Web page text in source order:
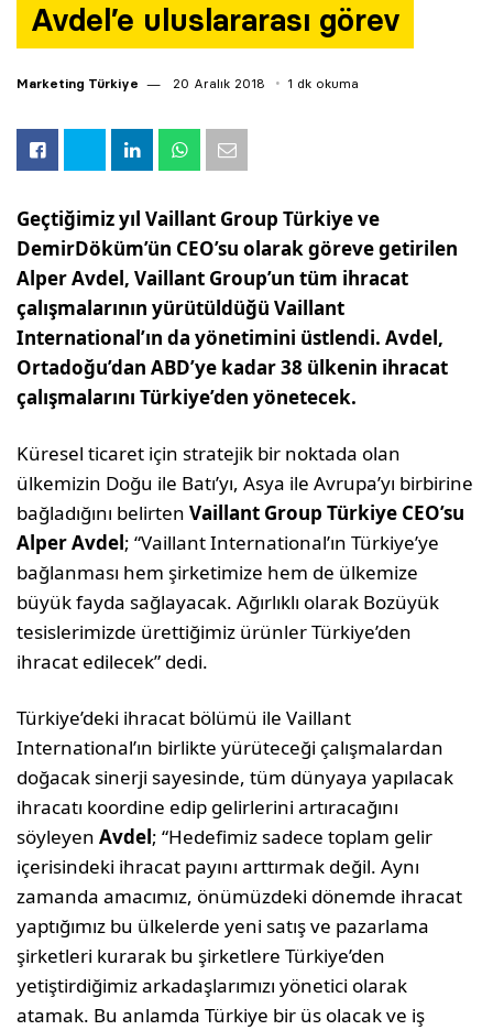
Avdel’e uluslararası görev
Marketing Türkiye 20 Aralık 2018 1 dk okuma
Geçtiğimiz yıl Vaillant Group Türkiye ve
DemirDöküm’ün CEO’su olarak göreve getirilen
Alper Avdel, Vaillant Group’un tüm ihracat
çalışmalarının yürütüldüğü Vaillant
International’ın da yönetimini üstlendi. Avdel,
Ortadoğu’dan ABD’ye kadar 38 ülkenin ihracat
çalışmalarını Türkiye’den yönetecek.
Küresel ticaret için stratejik bir noktada olan
ülkemizin Doğu ile Batı’yı, Asya ile Avrupa’yı birbirine
bağladığını belirtenVaillant Group Türkiye CEO’su
Alper Avdel; “Vaillant International’ın Türkiye’ye
bağlanması hem şirketimize hem de ülkemize
büyük fayda sağlayacak. Ağırlıklı olarak Bozüyük
tesislerimizde ürettiğimiz ürünler Türkiye’den
ihracat edilecek” dedi.
Türkiye’deki ihracat bölümü ile Vaillant
International’ın birlikte yürüteceği çalışmalardan
doğacak sinerji sayesinde, tüm dünyaya yapılacak
ihracatı koordine edip gelirlerini artıracağını
söyleyenAvdel; “Hedefimiz sadece toplam gelir
içerisindeki ihracat payını arttırmak değil. Aynı
zamanda amacımız, önümüzdeki dönemde ihracat
yaptığımız bu ülkelerde yeni satış ve pazarlama
şirketleri kurarak bu şirketlere Türkiye’den
yetiştirdiğimiz arkadaşlarımızı yönetici olarak
atamak. Bu anlamda Türkiye bir üs olacak ve iş